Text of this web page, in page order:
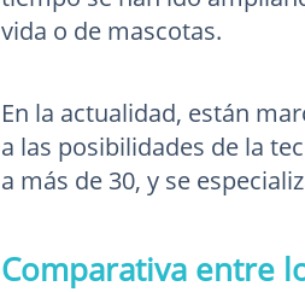
vida o de mascotas.
En la actualidad, están
a las posibilidades de la
a más de 30, y se
Comparativa entre